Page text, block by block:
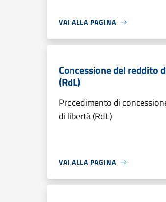
VAI ALLA PAGINA
Concessione del reddito
(RdL)
Procedimento di
di libertà (RdL)
VAI ALLA PAGINA